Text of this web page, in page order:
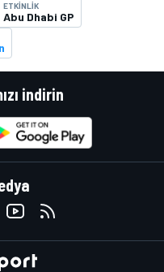
ETKINLIK
Abu Dhabi GP
indirin